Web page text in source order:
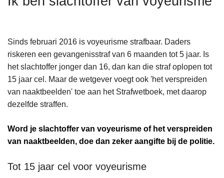
Sinds februari 2016 is voyeurisme strafbaar. Daders
riskeren een gevangenisstraf van 6 maanden tot 5 jaar. Is
het slachtoffer jonger dan 16, dan kan die straf oplopen tot
15 jaar cel. Maar de wetgever voegt ook 'het verspreiden
van naaktbeelden' toe aan het Strafwetboek, met daarop
dezelfde straffen.
Word je slachtoffer van voyeurisme of het verspreiden
van naaktbeelden, doe dan zeker aangifte bij de politie.
Tot 15 jaar cel voor voyeurisme